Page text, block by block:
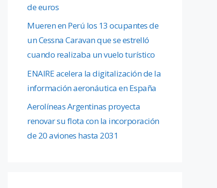
de euros
Mueren en Perú los 13 ocupantes de
un Cessna Caravan que se estrelló
cuando realizaba un vuelo turístico
ENAIRE acelera la digitalización de la
información aeronáutica en España
Aerolíneas Argentinas proyecta
renovar su flota con la incorporación
de 20 aviones hasta 2031